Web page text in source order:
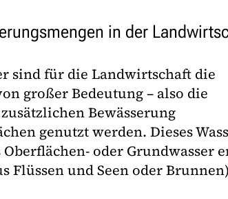
in der
sind für die Landwirtschaft die
großer Bedeutung – also die
Bewässerung
genutzt werden. Dieses
oder Grundwasser
Flüssen und Seen oder